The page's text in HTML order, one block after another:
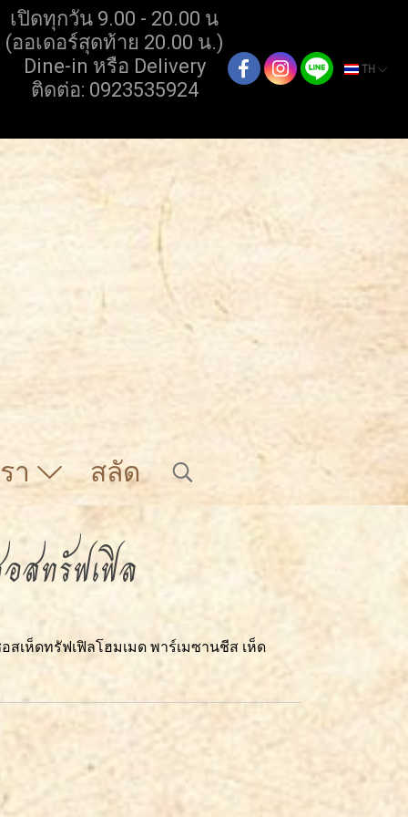
เปิดทุกวัน 9.00 - 20.00 น
(ออเดอร์สุดท้าย 20.00 น.)
Dine-in หรือ Delivery
ติดต่อ: 0923535924
TH
า สลัด
สทรัฟเฟิล
สเห็ดทรัฟเฟิลโฮมเมด พาร์เมซานชีส เห็ด